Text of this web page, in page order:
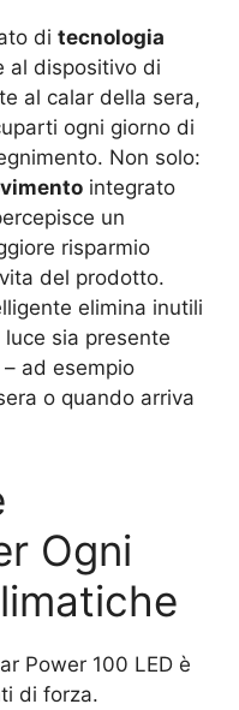
di tecnologia
al dispositivo di
al calar della sera,
ogni giorno di
Non solo:
integrato
un
risparmio
del prodotto.
elimina inutili
sia presente
ad esempio
o quando arriva
Ogni
Power 100 LED è
di forza.